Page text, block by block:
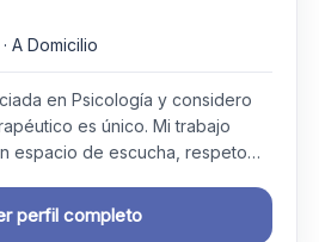
A Domicilio
en Psicología y considero
es único. Mi trabajo
espacio de escucha, respeto…
perfil completo